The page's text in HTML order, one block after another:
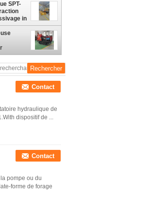
SPT-
in
par
type
Contact
hydraulique de
dispositif de ...
Contact
pompe ou du
forme de forage